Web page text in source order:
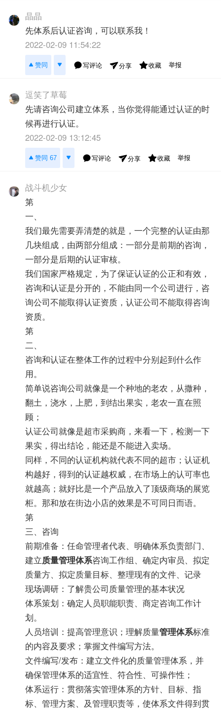
晶晶
先体系后认证咨询，可以联系我！
2022-02-09 11:54:22
赞同 写评论 分享 收藏 举报
逗笑了草莓
先请咨询公司建立体系，当你觉得能通过认证的时
候再进行认证。
2022-02-09 13:12:45
赞同 67 写评论 分享 收藏 举报
战斗机少女
第
一、
我们最先需要弄清楚的就是，一个完整的认证由那
几块组成，由两部分组成：一部分是前期的咨询，
一部分是后期的认证审核。
我们国家严格规定，为了保证认证的公正和有效，
咨询和认证是分开的，不能由同一个公司进行，咨
询公司不能取得认证资质，认证公司不能取得咨询
资质。
第
二、
咨询和认证在整体工作的过程中分别起到什么作
用。
简单说咨询公司就像是一个种地的老农，从撒种，
翻土，浇水，上肥，到结出果实，老农一直在照
顾；
认证公司就像是超市采购商，来看一下，检测一下
果实，得出结论，能还是不能进入卖场。
同样，不同的认证机构就代表不同的超市；认证机
构越好，得到的认证越权威，在市场上的认可率也
就越高；就好比是一个产品放入了顶级商场的展览
柜。那和放在街边小店的效果是不可同日而语。
第
三、咨询
前期准备：任命管理者代表、明确体系负责部门、
建立质量管理体系咨询工作组、确定内审员、拟定
质量方、拟定质量目标、整理现有的文件、记录
现场调研：了解贵公司质量管理的基本状况
体系策划：确定人员职能职责、商定咨询工作计
划。
人员培训：提高管理意识；理解质量管理体系标准
的内容及要求；掌握文件编写方法。
文件编写/发布：建立文件化的质量管理体系，并
确保管理体系的适宜性、符合性、可操作性；
体系运行：贯彻落实管理体系的方针、目标、指
标、管理方案、及管理职责等，使体系文件得到贯